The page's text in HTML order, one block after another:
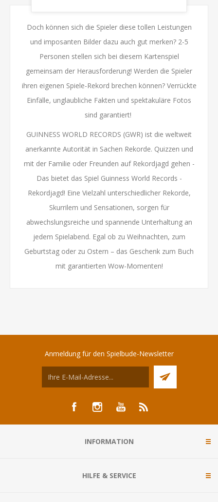
Doch können sich die Spieler diese tollen Leistungen
und imposanten Bilder dazu auch gut merken? 2-5
Personen stellen sich bei diesem Kartenspiel
gemeinsam der Herausforderung! Werden die Spieler
ihren eigenen Spiele-Rekord brechen können? Verrückte
Einfälle, unglaubliche Fakten und spektakuläre Fotos
sind garantiert!
GUINNESS WORLD RECORDS (GWR) ist die weltweit
anerkannte Autorität in Sachen Rekorde. Quizzen und
mit der Familie oder Freunden auf Rekordjagd gehen -
Das bietet das Spiel Guinness World Records -
Rekordjagd! Eine Vielzahl unterschiedlicher Rekorde,
Skurrilem und Sensationen, sorgen für
abwechslungsreiche und spannende Unterhaltung an
jedem Spielabend. Egal ob zu Weihnachten, zum
Geburtstag oder zu Ostern – das Geschenk zum Buch
mit garantierten Wow-Momenten!
Anmeldung für den Spielbude-Newsletter
INFORMATION
HILFE & SERVICE